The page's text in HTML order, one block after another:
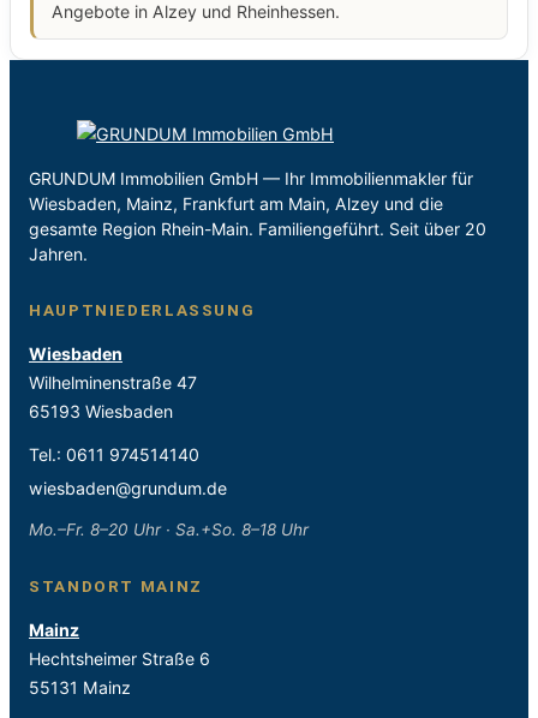
Angebote in Alzey und Rheinhessen.
GRUNDUM Immobilien GmbH — Ihr Immobilienmakler für
Wiesbaden, Mainz, Frankfurt am Main, Alzey und die
gesamte Region Rhein-Main. Familiengeführt. Seit über 20
Jahren.
HAUPTNIEDERLASSUNG
Wiesbaden
Wilhelminenstraße 47
65193 Wiesbaden
Tel.: 0611 974514140
wiesbaden@grundum.de
Mo.–Fr. 8–20 Uhr · Sa.+So. 8–18 Uhr
STANDORT MAINZ
Mainz
Hechtsheimer Straße 6
55131 Mainz